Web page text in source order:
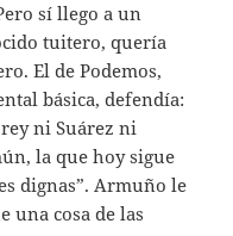
sí llego a un
tuitero, quería
El de Podemos,
básica, defendía:
ni Suárez ni
la que hoy sigue
dignas”. Armuño le
una cosa de las